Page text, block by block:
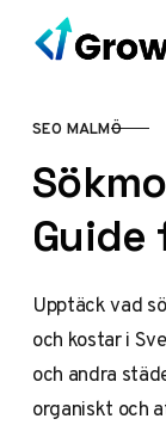
Hoppa till innehåll
KATEGORI
SEO MALMÖ
Guide
Upptäck vad
och kostar i
och andra
organiskt och